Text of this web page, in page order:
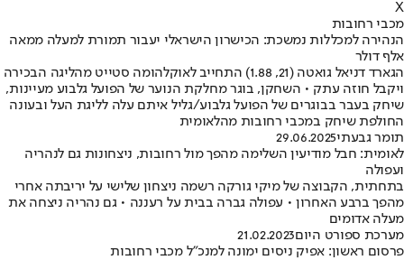
X
מכבי רחובות
הנהירה למכללות נמשכת: הכישרון הישראלי יעבור תמורת למעלה ממאה
אלף דולר
הגארד דניאל גואטה (21, 1.88) התחייב לאוקלהומה סטייט מהליגה הבכירה
ויקבל חוזה עתק • השחקן, בוגר מחלקת הנוער של הפועל גלבוע מעיינות,
שיחק בעבר בבוגרים של הפועל גלבוע/גליל איתם עלה לליגת העל ובעונה
החולפת שיחק במכבי רחובות מהלאומית
תומר גבעתי29.06.2025
לאומית: חבל מודיעין השלימה מהפך מול רחובות, ניצחונות גם לנהריה
ועפולה
בתחתית, הקבוצה של מיקי גורקה רשמה ניצחון שלישי על יריבתה אחרי
מהפך ברבע האחרון • עפולה גברה בבית על רעננה • גם נהריה ניצחה את
מעלה אדומים
מערכת ספורט היום21.02.2023
פרסום ראשון: אפיק ניסים ימונה למנכ"ל מכבי רחובות